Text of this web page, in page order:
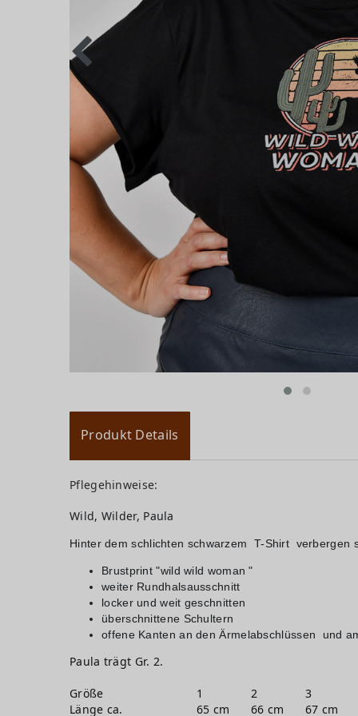
Produkt Details
Pflegehinweise:
Wild, Wilder, Paula
Hinter dem schlichten schwarzem T-Shirt verbergen
Brustprint "wild wild woman "
weiter Rundhalsausschnitt
locker und weit geschnitten
überschnittene Schultern
offene Kanten an den Ärmelabschlüssen und
Paula trägt Gr. 2.
Größe 1 2
3
Länge ca.
65 cm 66 cm 67 cm